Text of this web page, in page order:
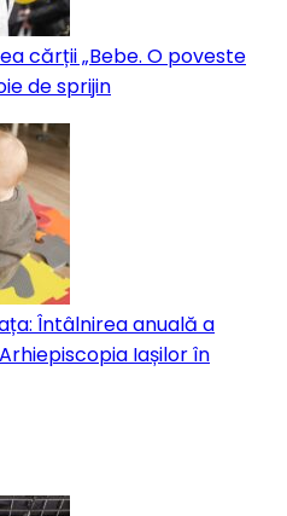
cărții „Bebe. O poveste
de sprijin
Întâlnirea anuală a
Iașilor în